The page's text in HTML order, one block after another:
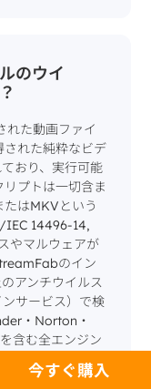
今すぐ購入
のウイ
れた動画ファイ
れた純粋なビデ
おり、実行可能
プトは一切含ま
はMKVという
IEC 14496-14,
やマルウェアが
のイン
アンチウイルス
サービス）で検
・Norton・
含む全エンジン
います。バンド
ウザハイジャッ